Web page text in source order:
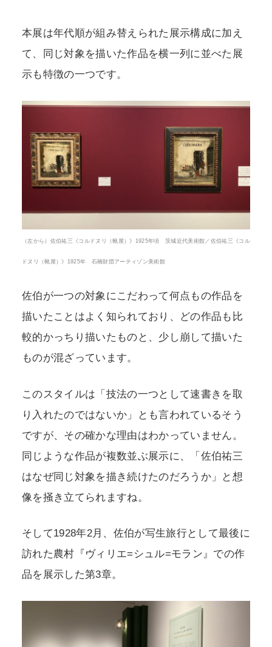
本展は年代順が組み替えられた展示構成に加え
て、同じ対象を描いた作品を横一列に並べた展
示も特徴の一つです。
（左から）佐伯祐三《コルドヌリ（靴屋）》1925年頃 茨城近代美術館／佐伯祐三《コル
ドヌリ（靴屋）》1925年 石橋財団アーティゾン美術館
佐伯が一つの対象にこだわって何点もの作品を
描いたことはよく知られており、どの作品も比
較的かっちり描いたものと、少し崩して描いた
ものが混ざっています。
このスタイルは「技法の一つとして速書きを取
り入れたのではないか」とも言われているそう
ですが、その確かな理由はわかっていません。
同じような作品が複数並ぶ展示に、「佐伯祐三
はなぜ同じ対象を描き続けたのだろうか」と想
像を掻き立てられますね。
そして1928年2月、佐伯が写生旅行として最後に
訪れた農村『ヴィリエ=シュル=モラン』での作
品を展示した第3章。